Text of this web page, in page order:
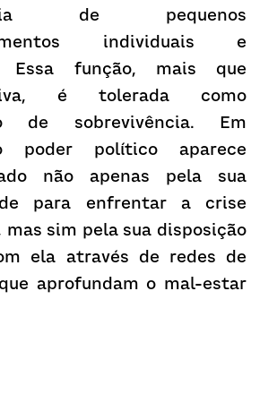
de pequenos
individuais e
Essa função, mais que
é tolerada como
de sobrevivência. Em
poder político aparece
não apenas pela sua
para enfrentar a crise
mas sim pela sua disposição
ela através de redes de
aprofundam o mal-estar